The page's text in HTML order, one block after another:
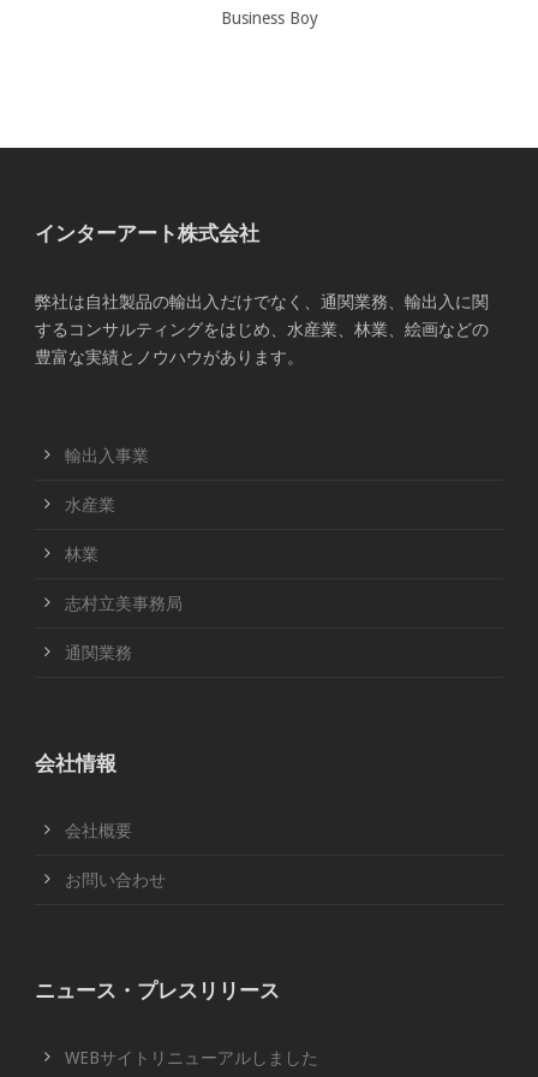
Business Boy
インターアート株式会社
弊社は自社製品の輸出入だけでなく、通関業務、輸出入に関
するコンサルティングをはじめ、水産業、林業、絵画などの
豊富な実績とノウハウがあります。
輸出入事業
水産業
林業
志村立美事務局
通関業務
会社情報
会社概要
お問い合わせ
ニュース・プレスリリース
WEBサイトリニューアルしました